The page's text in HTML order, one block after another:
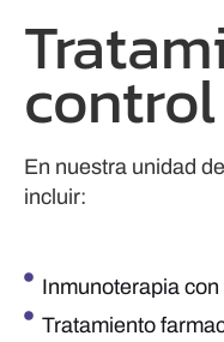
En nuestra unidad de
incluir:
Inmunoterapia
Tratamiento